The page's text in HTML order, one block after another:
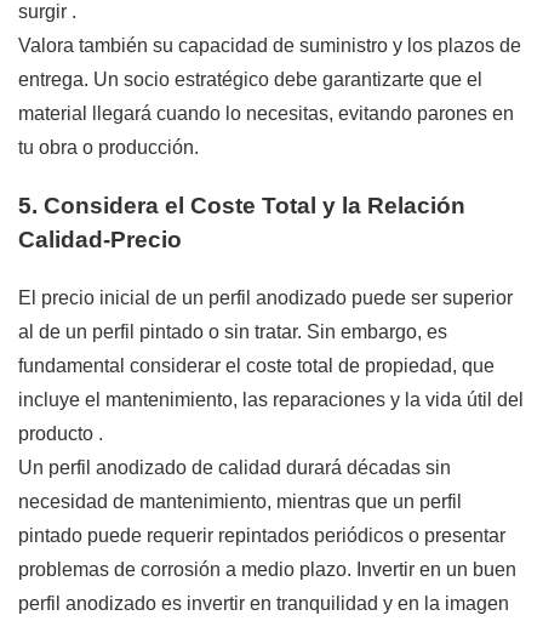
surgir .
Valora también su capacidad de suministro y los plazos de
entrega. Un socio estratégico debe garantizarte que el
material llegará cuando lo necesitas, evitando parones en
tu obra o producción.
5. Considera el Coste Total y la Relación
Calidad-Precio
El precio inicial de un perfil anodizado puede ser superior
al de un perfil pintado o sin tratar. Sin embargo, es
fundamental considerar el coste total de propiedad, que
incluye el mantenimiento, las reparaciones y la vida útil del
producto .
Un perfil anodizado de calidad durará décadas sin
necesidad de mantenimiento, mientras que un perfil
pintado puede requerir repintados periódicos o presentar
problemas de corrosión a medio plazo. Invertir en un buen
perfil anodizado es invertir en tranquilidad y en la imagen